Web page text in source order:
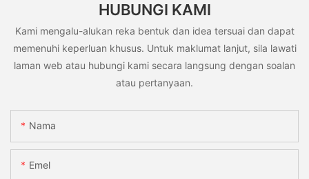
HUBUNGI KAMI
Kami mengalu-alukan reka bentuk dan idea tersuai dan dapat
memenuhi keperluan khusus. Untuk maklumat lanjut, sila lawati
laman web atau hubungi kami secara langsung dengan soalan
atau pertanyaan.
Nama
Emel